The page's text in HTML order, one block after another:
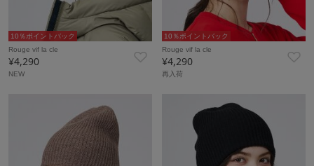
10％ポイントバック
Rouge vif la cle
¥4,290
NEW
10％ポイントバック
Rouge vif la cle
¥4,290
再入荷